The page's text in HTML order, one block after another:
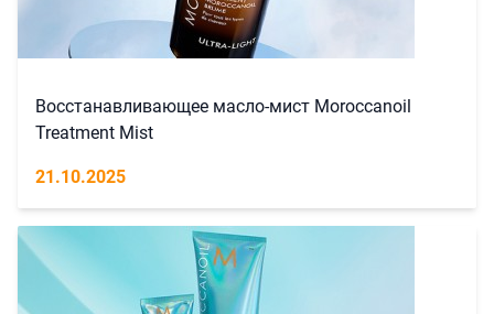
Восстанавливающее масло-мист Moroccanoil
Treatment Mist
21.10.2025